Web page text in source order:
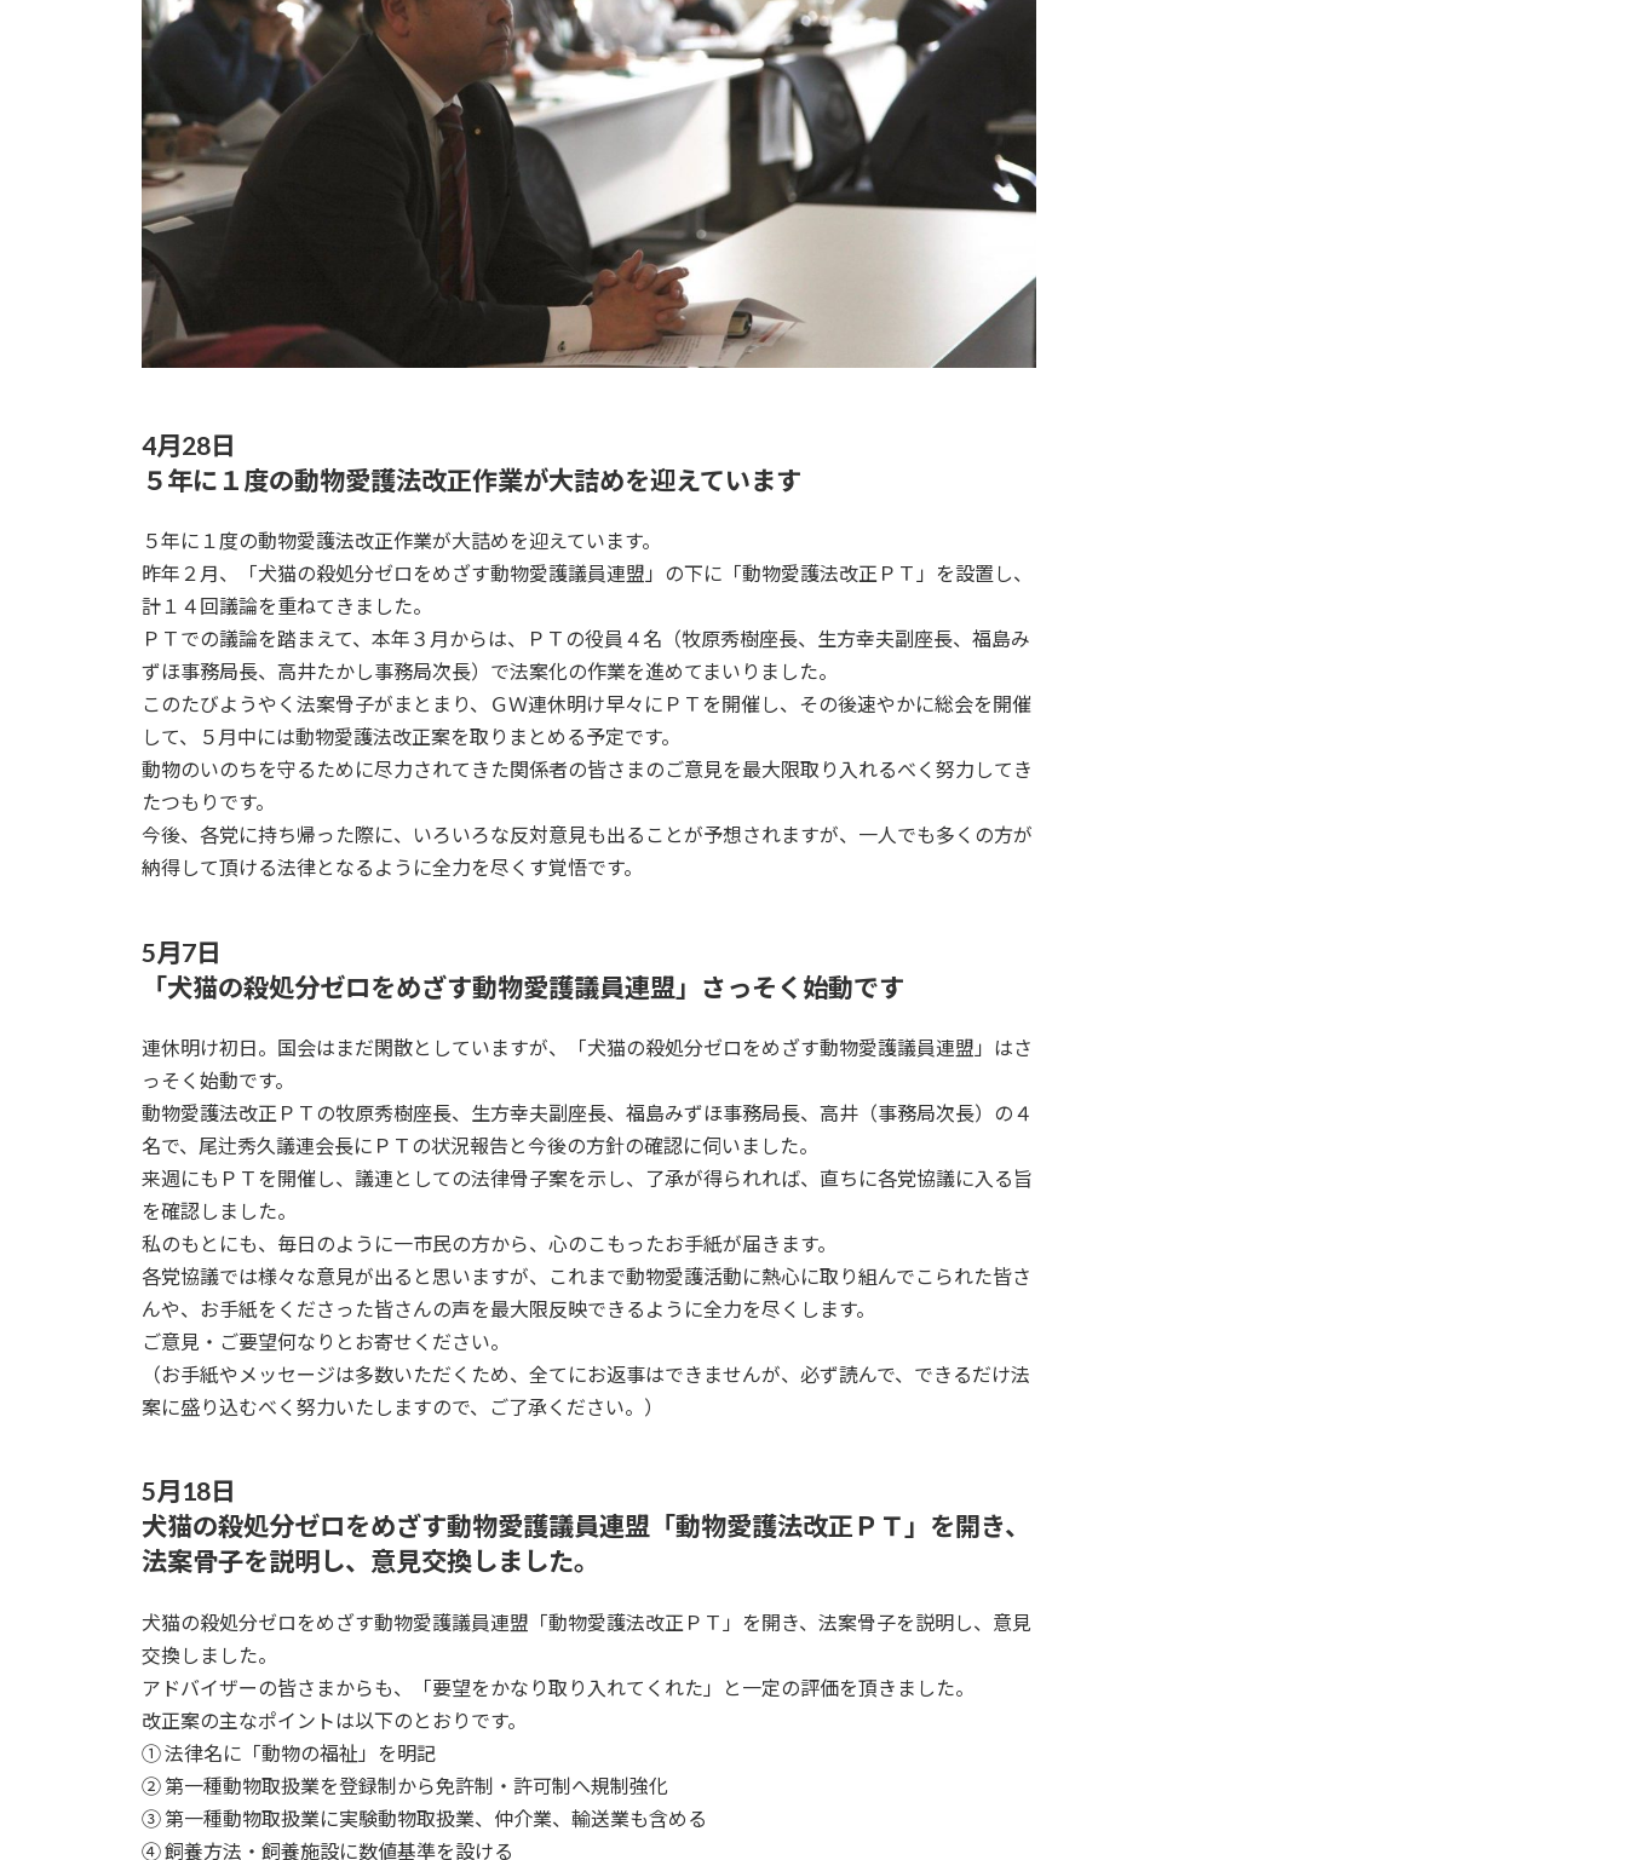
4月28日
５年に１度の動物愛護法改正作業が大詰めを迎えています
５年に１度の動物愛護法改正作業が大詰めを迎えています。
昨年２月、「犬猫の殺処分ゼロをめざす動物愛護議員連盟」の下に「動物愛護法改正ＰＴ」を設置し、
計１４回議論を重ねてきました。
ＰＴでの議論を踏まえて、本年３月からは、ＰＴの役員４名（牧原秀樹座長、生方幸夫副座長、福島み
ずほ事務局長、高井たかし事務局次長）で法案化の作業を進めてまいりました。
このたびようやく法案骨子がまとまり、ＧＷ連休明け早々にＰＴを開催し、その後速やかに総会を開催
して、５月中には動物愛護法改正案を取りまとめる予定です。
動物のいのちを守るために尽力されてきた関係者の皆さまのご意見を最大限取り入れるべく努力してき
たつもりです。
今後、各党に持ち帰った際に、いろいろな反対意見も出ることが予想されますが、一人でも多くの方が
納得して頂ける法律となるように全力を尽くす覚悟です。
5月7日
「犬猫の殺処分ゼロをめざす動物愛護議員連盟」さっそく始動です
連休明け初日。国会はまだ閑散としていますが、「犬猫の殺処分ゼロをめざす動物愛護議員連盟」はさ
っそく始動です。
動物愛護法改正ＰＴの牧原秀樹座長、生方幸夫副座長、福島みずほ事務局長、高井（事務局次長）の４
名で、尾辻秀久議連会長にＰＴの状況報告と今後の方針の確認に伺いました。
来週にもＰＴを開催し、議連としての法律骨子案を示し、了承が得られれば、直ちに各党協議に入る旨
を確認しました。
私のもとにも、毎日のように一市民の方から、心のこもったお手紙が届きます。
各党協議では様々な意見が出ると思いますが、これまで動物愛護活動に熱心に取り組んでこられた皆さ
んや、お手紙をくださった皆さんの声を最大限反映できるように全力を尽くします。
ご意見・ご要望何なりとお寄せください。
（お手紙やメッセージは多数いただくため、全てにお返事はできませんが、必ず読んで、できるだけ法
案に盛り込むべく努力いたしますので、ご了承ください。）
5月18日
犬猫の殺処分ゼロをめざす動物愛護議員連盟「動物愛護法改正ＰＴ」を開き、
法案骨子を説明し、意見交換しました。
犬猫の殺処分ゼロをめざす動物愛護議員連盟「動物愛護法改正ＰＴ」を開き、法案骨子を説明し、意見
交換しました。
アドバイザーの皆さまからも、「要望をかなり取り入れてくれた」と一定の評価を頂きました。
改正案の主なポイントは以下のとおりです。
① 法律名に「動物の福祉」を明記
② 第一種動物取扱業を登録制から免許制・許可制へ規制強化
③ 第一種動物取扱業に実験動物取扱業、仲介業、輸送業も含める
④ 飼養方法・飼養施設に数値基準を設ける